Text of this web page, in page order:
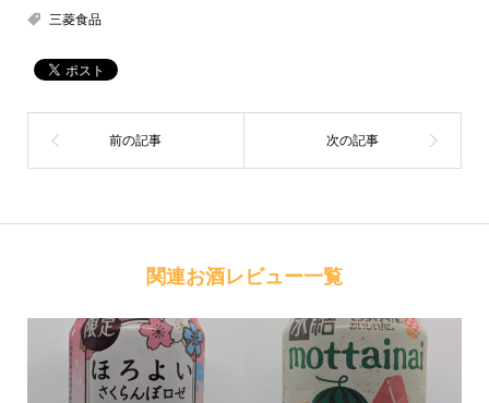
三菱食品
関連お酒レビュー一覧